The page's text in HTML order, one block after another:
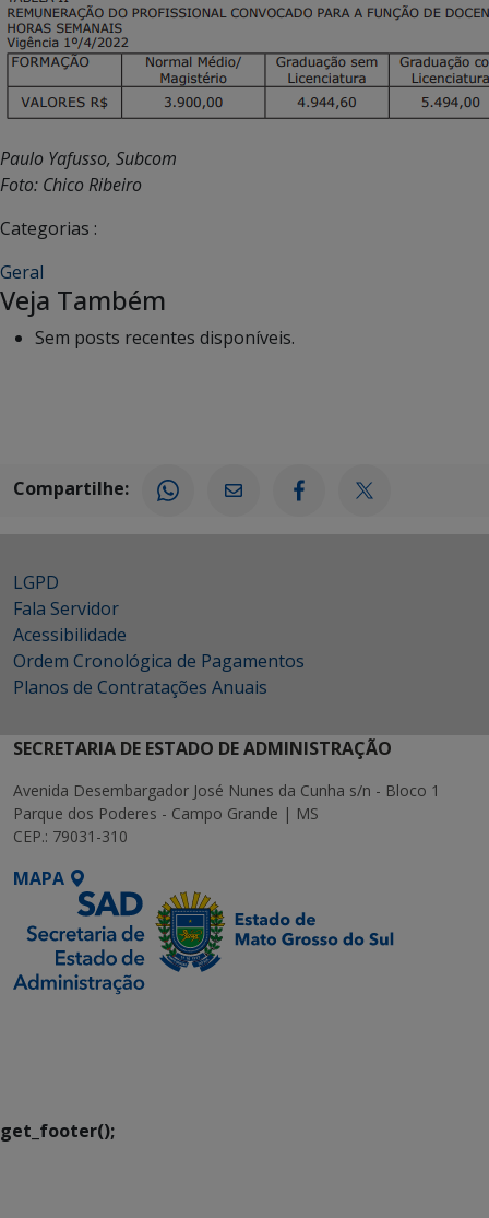
Paulo Yafusso, Subcom
Foto: Chico Ribeiro
Categorias :
Geral
Veja Também
Sem posts recentes disponíveis.
Compartilhe:
LGPD
Fala Servidor
Acessibilidade
Ordem Cronológica de Pagamentos
Planos de Contratações Anuais
SECRETARIA DE ESTADO DE ADMINISTRAÇÃO
Avenida Desembargador José Nunes da Cunha s/n - Bloco 1
Parque dos Poderes - Campo Grande | MS
CEP.: 79031-310
MAPA
get_footer();